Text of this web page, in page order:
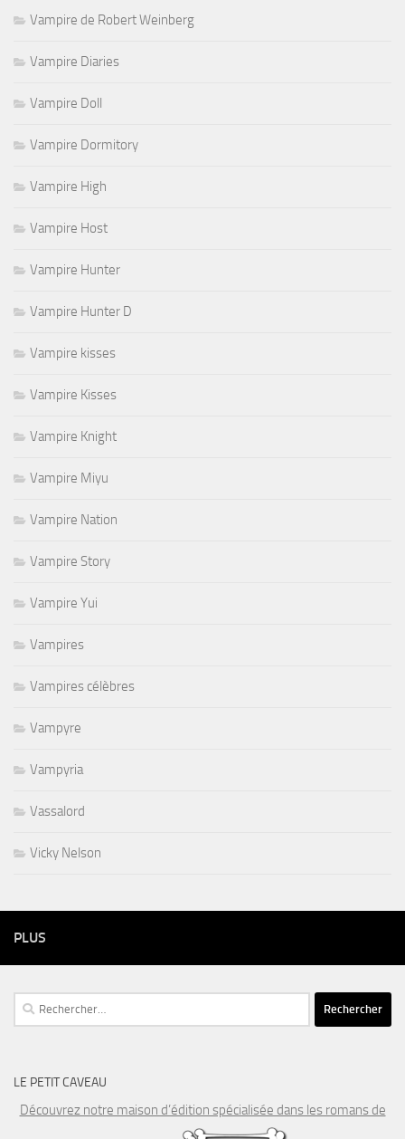
Vampire de Robert Weinberg
Vampire Diaries
Vampire Doll
Vampire Dormitory
Vampire High
Vampire Host
Vampire Hunter
Vampire Hunter D
Vampire kisses
Vampire Kisses
Vampire Knight
Vampire Miyu
Vampire Nation
Vampire Story
Vampire Yui
Vampires
Vampires célèbres
Vampyre
Vampyria
Vassalord
Vicky Nelson
PLUS
Rechercher :
LE PETIT CAVEAU
Découvrez notre maison d’édition spécialisée dans les romans de